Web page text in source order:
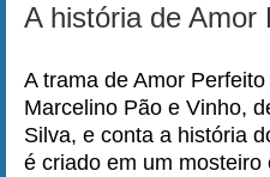
A história de Amor
A trama de Amor
Marcelino Pão e Vinho,
Silva, e conta a história
é criado em um